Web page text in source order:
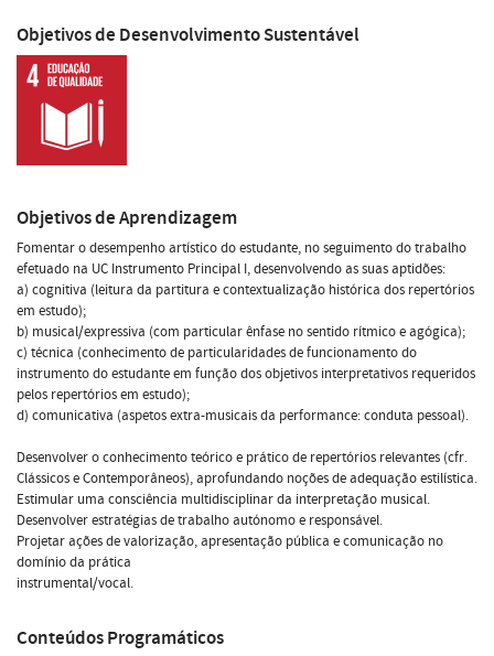
Objetivos de Desenvolvimento Sustentável
Objetivos de Aprendizagem
Fomentar o desempenho artístico do estudante, no seguimento do trabalho
efetuado na UC Instrumento Principal I, desenvolvendo as suas aptidões:
a) cognitiva (leitura da partitura e contextualização histórica dos repertórios
em estudo);
b) musical/expressiva (com particular ênfase no sentido rítmico e agógica);
c) técnica (conhecimento de particularidades de funcionamento do
instrumento do estudante em função dos objetivos interpretativos requeridos
pelos repertórios em estudo);
d) comunicativa (aspetos extra-musicais da performance: conduta pessoal).
Desenvolver o conhecimento teórico e prático de repertórios relevantes (cfr.
Clássicos e Contemporâneos), aprofundando noções de adequação estilística.
Estimular uma consciência multidisciplinar da interpretação musical.
Desenvolver estratégias de trabalho autónomo e responsável.
Projetar ações de valorização, apresentação pública e comunicação no
domínio da prática
instrumental/vocal.
Conteúdos Programáticos